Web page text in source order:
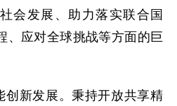
会发展、助力落实联合国
、应对全球挑战等方面的巨
创新发展。秉持开放共享精